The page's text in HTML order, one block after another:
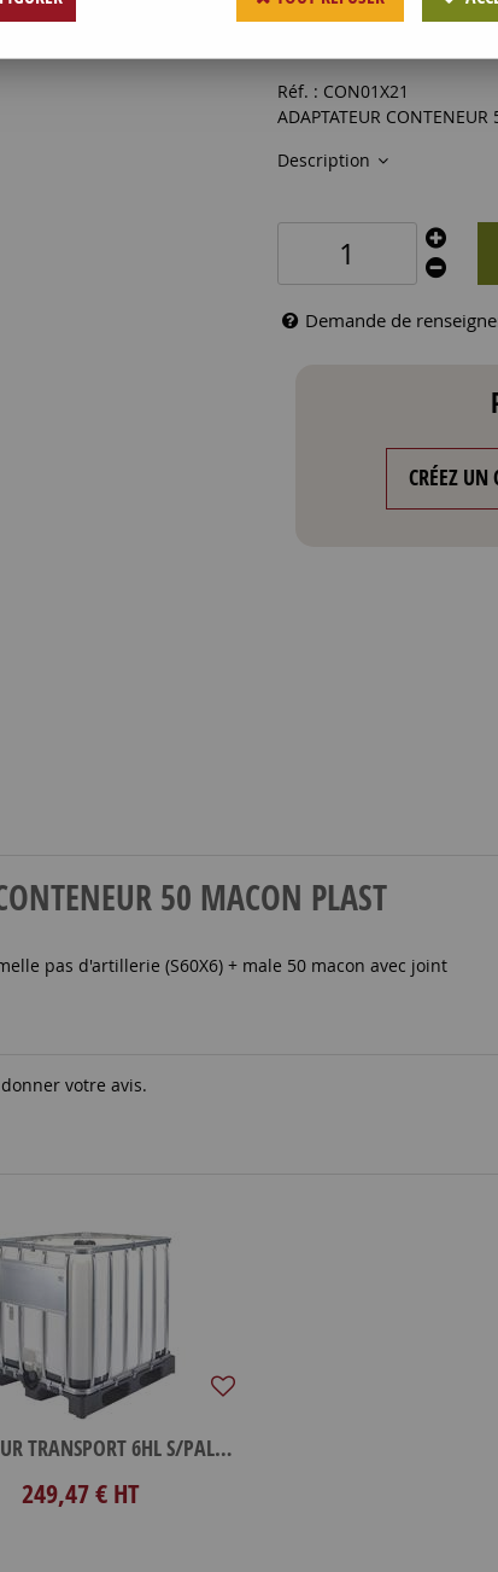
22,00€HT
Réf. : CON01X21
ADAPTATEUR
Description
Demande de
CRÉEZ UN
50 MACON PLAST
pas d'artillerie (S60X6) + male 50 macon avec joint
votre avis.
CONTENEUR TRANSPORT 6HL S/PALETTE
249,47 € HT